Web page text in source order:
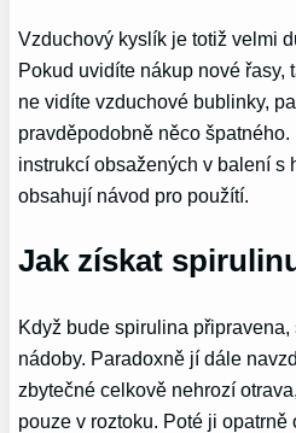
Vzduchový kyslík je totiž velmi
Pokud uvidíte nákup nové řasy,
ne vidíte vzduchové bublinky,
pravděpodobně něco
instrukcí obsažených v balení s
obsahují návod pro použítí.
Jak získat
Když bude spirulina připravena,
nádoby. Paradoxně jí dále
zbytečné celkově nehrozí
pouze v roztoku. Poté ji opatrně